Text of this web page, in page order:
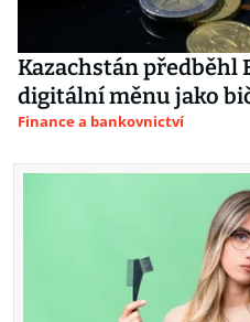
Kazachstán předběhl
digitální měnu jako
Finance a bankovnictví